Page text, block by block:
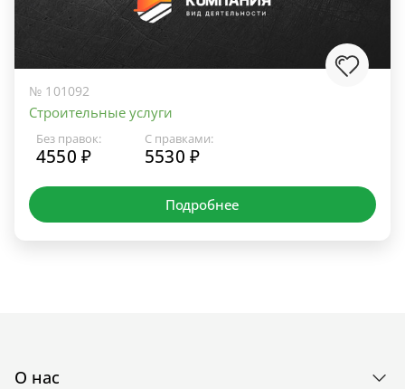
№ 101092
Строительные услуги
Без правок:
4550 ₽
С правками:
5530 ₽
Подробнее
О нас